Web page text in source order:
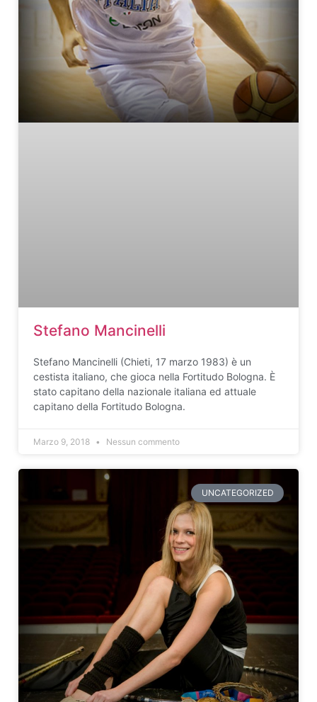
Stefano Mancinelli
Stefano Mancinelli (Chieti, 17 marzo 1983) è un
cestista italiano, che gioca nella Fortitudo Bologna. È
stato capitano della nazionale italiana ed attuale
capitano della Fortitudo Bologna.
Marzo 9, 2018 Nessun commento
UNCATEGORIZED